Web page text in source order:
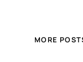
MORE